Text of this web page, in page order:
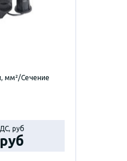
мм²/Сечение
руб